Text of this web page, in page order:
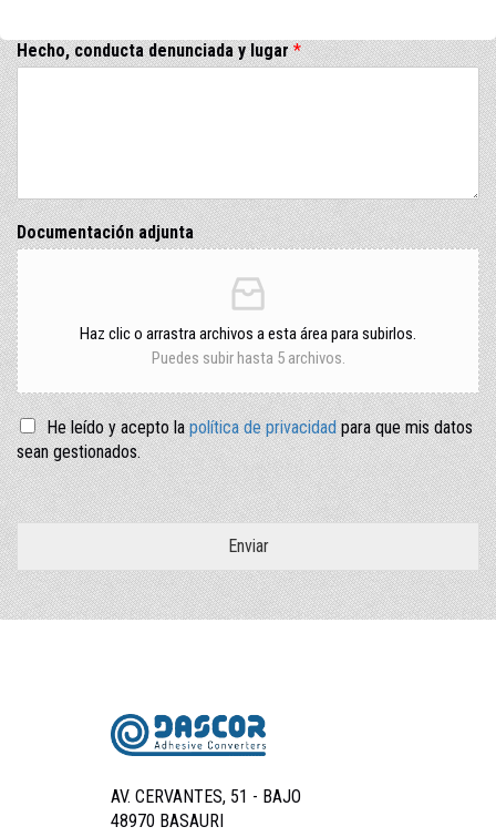
Hecho, conducta denunciada y lugar*
Documentación adjunta
Haz clic o arrastra archivos a esta área para subirlos.
Puedes subir hasta 5 archivos.
He leído y acepto lapolítica de privacidadpara que mis datos
sean gestionados.
Enviar
AV. CERVANTES, 51 - BAJO
48970 BASAURI